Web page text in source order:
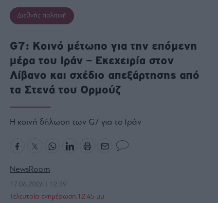
Ναυτιλία
Real
Ενέργεια
Πολιτική
Πολιτισμός
Κοινωνία
Bloomberg
Times
The
Wiseman
Διεθνής πολιτική
G7: Κοινό μέτωπο για την επόμενη
μέρα του Ιράν – Εκεχειρία στον
Λίβανο και σχέδιο απεξάρτησης από
τα Στενά του Ορμούζ
Η κοινή δήλωση των G7 για το Ιράν
NewsRoom
17.06.2026 | 12:39
Τελευταία ενημέρωση:12:45 μμ